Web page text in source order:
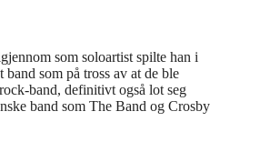
som soloartist spilte han i
som på tross av at de ble
band, definitivt også lot seg
band som The Band og Crosby